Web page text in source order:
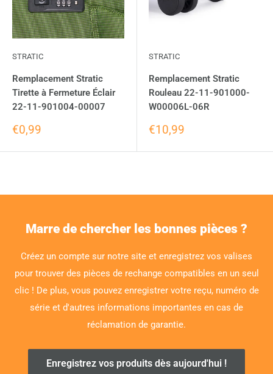
STRATIC
Remplacement Stratic
Tirette à Fermeture Éclair
22-11-901004-00007
€0,99
STRATIC
Remplacement Stratic
Rouleau 22-11-901000-
W00006L-06R
€10,99
Marre de chercher les bonnes pièces ?
Créez un compte sur notre site et enregistrez vos valises
pour trouver des pièces de rechange compatibles en un seul
clic ! De plus, vous pouvez enregistrer votre reçu, numéro de
série et d'autres informations importantes en cas de
réclamation de garantie.
Enregistrez vos produits dès aujourd'hui !